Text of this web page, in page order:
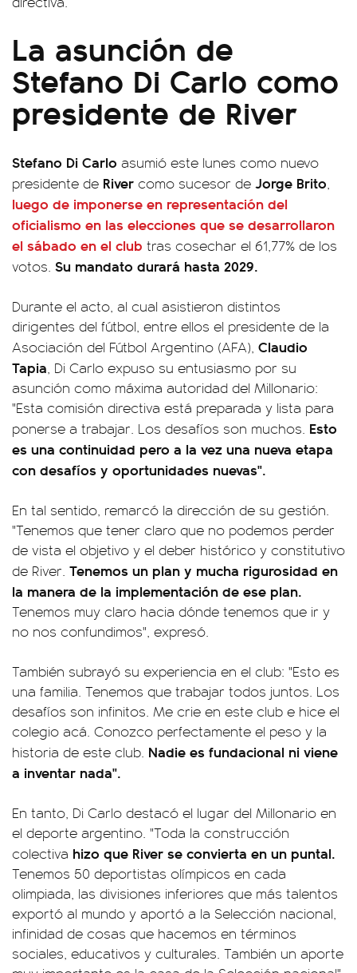
La asunción de
Stefano Di Carlo como
presidente de River
Stefano Di Carlo asumió este lunes como nuevo
presidente de River como sucesor de Jorge Brito,
luego de imponerse en representación del
oficialismo en las elecciones que se desarrollaron
el sábado en el club tras cosechar el 61,77% de los
votos. Su mandato durará hasta 2029.
Durante el acto, al cual asistieron distintos
dirigentes del fútbol, entre ellos el presidente de la
Asociación del Fútbol Argentino (AFA), Claudio
Tapia, Di Carlo expuso su entusiasmo por su
asunción como máxima autoridad del Millonario:
"Esta comisión directiva está preparada y lista para
ponerse a trabajar. Los desafíos son muchos. Esto
es una continuidad pero a la vez una nueva etapa
con desafíos y oportunidades nuevas".
En tal sentido, remarcó la dirección de su gestión.
"Tenemos que tener claro que no podemos perder
de vista el objetivo y el deber histórico y constitutivo
de River. Tenemos un plan y mucha rigurosidad en
la manera de la implementación de ese plan.
Tenemos muy claro hacia dónde tenemos que ir y
no nos confundimos", expresó.
También subrayó su experiencia en el club: "Esto es
una familia. Tenemos que trabajar todos juntos. Los
desafíos son infinitos. Me crie en este club e hice el
colegio acá. Conozco perfectamente el peso y la
historia de este club. Nadie es fundacional ni viene
a inventar nada".
En tanto, Di Carlo destacó el lugar del Millonario en
el deporte argentino. "Toda la construcción
colectiva hizo que River se convierta en un puntal.
Tenemos 50 deportistas olímpicos en cada
olimpiada, las divisiones inferiores que más talentos
exportó al mundo y aportó a la Selección nacional,
infinidad de cosas que hacemos en términos
sociales, educativos y culturales. También un aporte